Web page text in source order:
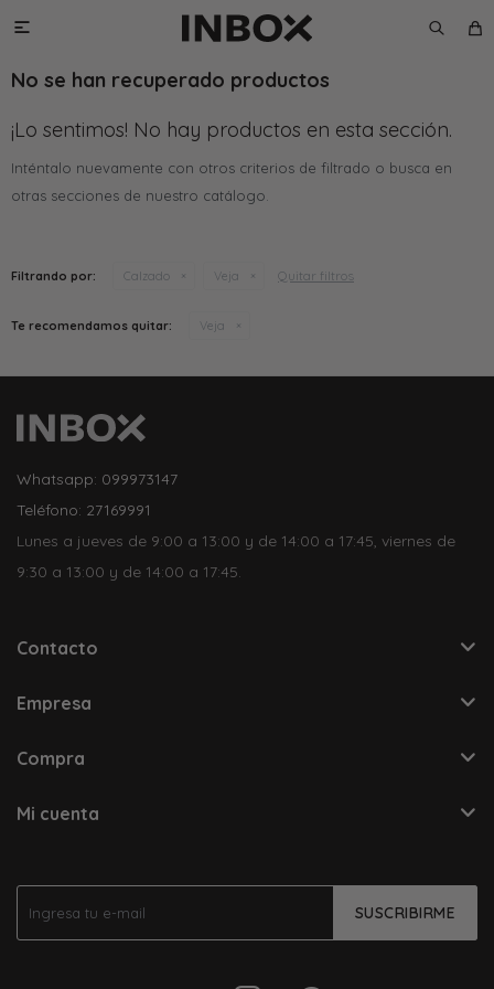

No se han recuperado productos
¡Lo sentimos! No hay productos en esta sección.
Inténtalo nuevamente con otros criterios de filtrado o busca en
otras secciones de nuestro catálogo.
Filtrando por: Calzado Veja Quitar filtros
Te recomendamos quitar: Veja
SUSCRIBIRME
Whatsapp: 099973147
Teléfono: 27169991
Lunes a jueves de 9:00 a 13:00 y de 14:00 a 17:45, viernes de
9:30 a 13:00 y de 14:00 a 17:45.
Contacto
Empresa
Compra
Mi cuenta